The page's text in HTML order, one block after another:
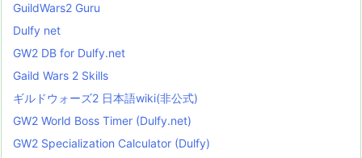
GuildWars2 Guru
Dulfy net
GW2 DB for Dulfy.net
Gaild Wars 2 Skills
ギルドウォーズ2 日本語wiki(非公式)
GW2 World Boss Timer (Dulfy.net)
GW2 Specialization Calculator (Dulfy)